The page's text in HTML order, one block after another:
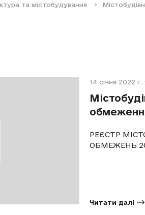
та містобудування
14 січня 2022 г.
РЕЄСТР
ОБМЕЖЕНЬ
Читати далі